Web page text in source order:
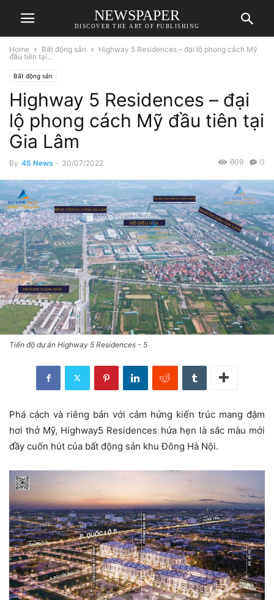
NEWSPAPER
DISCOVER THE ART OF PUBLISHING
Home Bất động sản
Highway 5 Residences – đại lộ phong cách Mỹ
đầu tiên tại...
Bất động sản
Highway 5 Residences – đại
lộ phong cách Mỹ đầu tiên tại
Gia Lâm
By 4S News - 30/07/2022 0
609
Tiến độ dự án Highway 5 Residences - 5
Phá cách và riêng bản với cảm hứng kiến trúc mang đậm
hơi thở Mỹ, Highway5 Residences hứa hẹn là sắc màu mới
đầy cuốn hút của bất động sản khu Đông Hà Nội.